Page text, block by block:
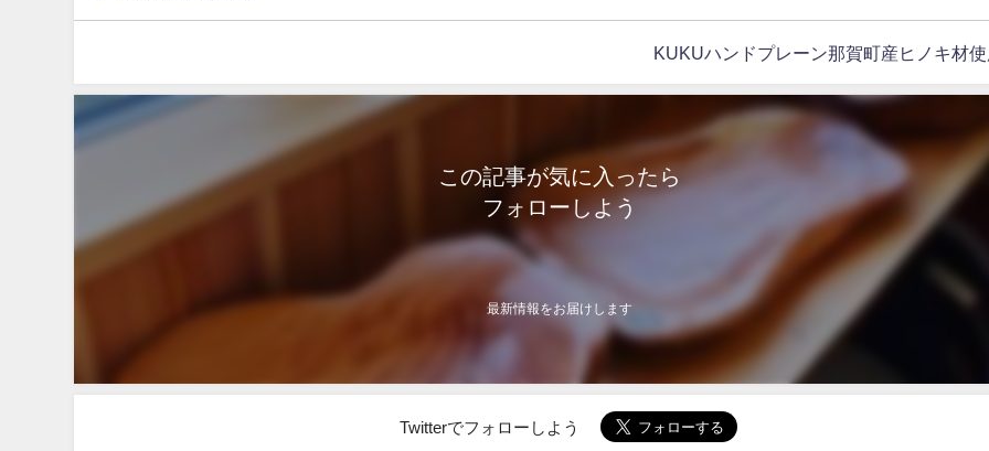
KUKUハンドプレーン那賀町産ヒノキ材
この記事が気に入ったら
フォローしよう
最新情報をお届けします
Twitterでフォローしよう